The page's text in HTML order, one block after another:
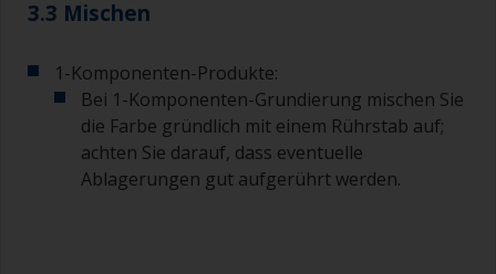
3.3 Mischen
1-Komponenten-Produkte:
Bei 1-Komponenten-Grundierung mischen Sie
die Farbe gründlich mit einem Rührstab auf;
achten Sie darauf, dass eventuelle
Ablagerungen gut aufgerührt werden.